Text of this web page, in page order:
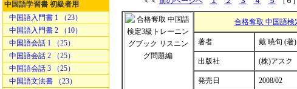
中国語学習書 初級者用
中国語入門書 1 （23）
中国語入門書 2 （10）
中国語会話 1 （25）
中国語会話 2 （25）
中国語会話 3 （25）
中国語文法書 （23）
合格奪取 中国語
著者 戴 暁旬 (著)
出版社 (株)アスク
発売日 2008/02